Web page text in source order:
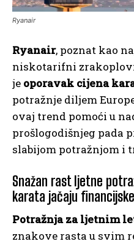
Ryanair
Ryanair, poznat kao
niskotarifni
je oporavak cijena
potražnje diljem
ovaj trend pomoći u
prošlogodišnjeg pada
slabijom potražnjom i
Snažan rast ljetne
karata jačaju
Potražnja za ljetnim
znakove rasta u svim